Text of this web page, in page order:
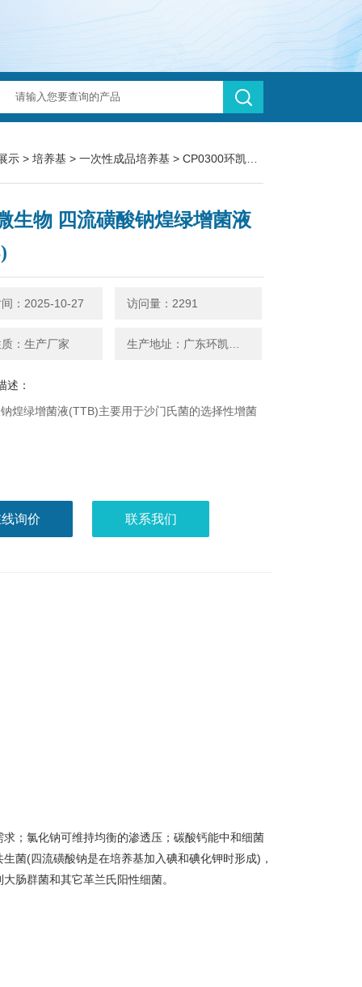
示 > 培养基 > 一次性成品培养基 > CP0300环凯微生物 四流磺酸钠煌绿增菌液(TTB)
生物 四流磺酸钠煌绿增菌液
：2025-10-27 访问量：2291
：生产厂家
述：
煌绿增菌液(TTB)主要用于沙门氏菌的选择性增菌
询价 联系我们
；氯化钠可维持均衡的渗透压；碳酸钙能中和细菌
菌(四流磺酸钠是在培养基加入碘和碘化钾时形成)，
肠群菌和其它革兰氏阳性细菌。